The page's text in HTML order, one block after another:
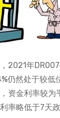
2021年
仍然处于较
资金利率较
率略低于7天